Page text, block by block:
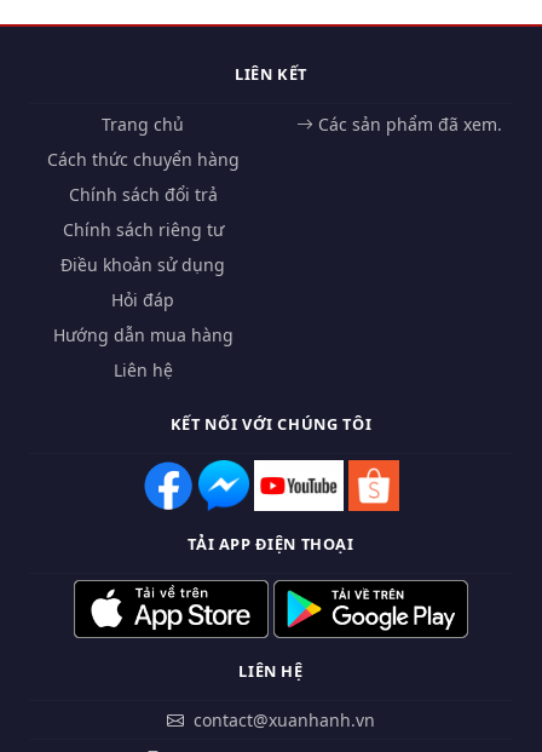
LIÊN KẾT
Trang chủ
Cách thức chuyển hàng
Chính sách đổi trả
Chính sách riêng tư
Điều khoản sử dụng
Hỏi đáp
Hướng dẫn mua hàng
Liên hệ
Các sản phẩm đã xem.
KẾT NỐI VỚI CHÚNG TÔI
TẢI APP ĐIỆN THOẠI
LIÊN HỆ
contact@xuanhanh.vn